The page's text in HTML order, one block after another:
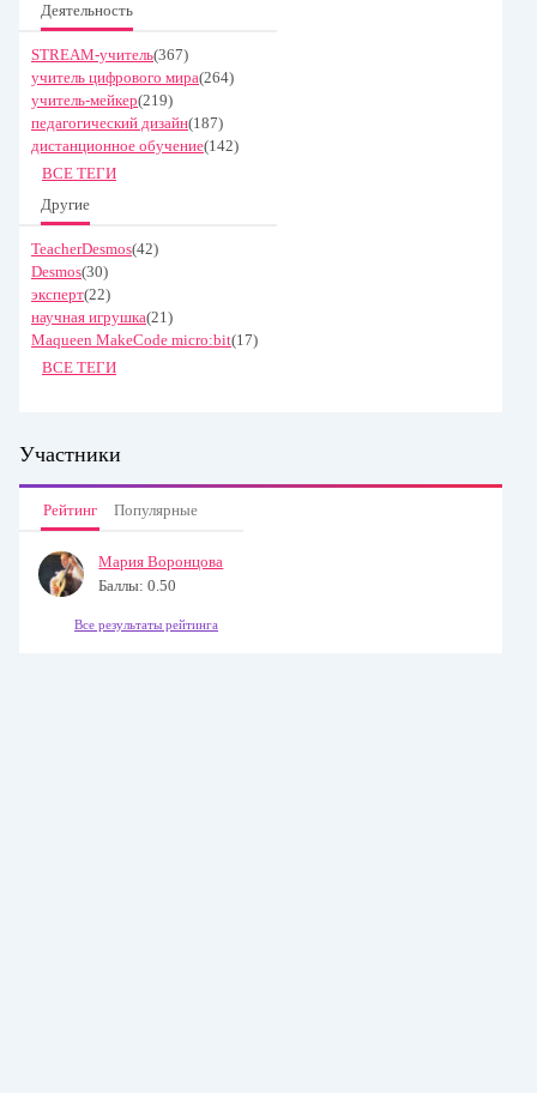
Деятельность
STREAM-учитель(367)
учитель цифрового мира(264)
учитель-мейкер(219)
педагогический дизайн(187)
дистанционное обучение(142)
ВСЕ ТЕГИ
Другие
TeacherDesmos(42)
Desmos(30)
эксперт(22)
научная игрушка(21)
Maqueen MakeCode micro:bit(17)
ВСЕ ТЕГИ
Участники
Рейтинг Популярные
Мария Воронцова
Баллы: 0.50
Все результаты рейтинга